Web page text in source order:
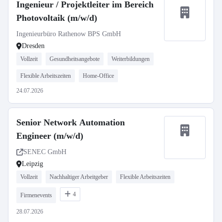
Ingenieur / Projektleiter im Bereich
Photovoltaik (m/w/d)
Ingenieurbüro Rathenow BPS GmbH
Dresden
Vollzeit Gesundheitsangebote Weiterbildungen
Flexible Arbeitszeiten Home-Office
24.07.2026
Senior Network Automation
Engineer (m/w/d)
SENEC GmbH
Leipzig
Vollzeit Nachhaltiger Arbeitgeber Flexible Arbeitszeiten
Firmenevents 4
28.07.2026